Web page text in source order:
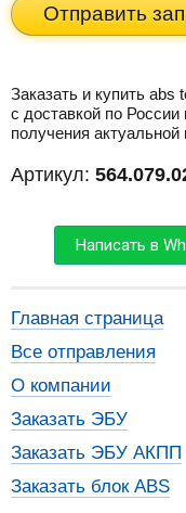
Отправить
Заказать и купить abs
с доставкой по
получения
Артикул:
Написать в
Главная страница
Все отправления
О компании
Заказать ЭБУ
Заказать ЭБУ АКПП
Заказать блок ABS